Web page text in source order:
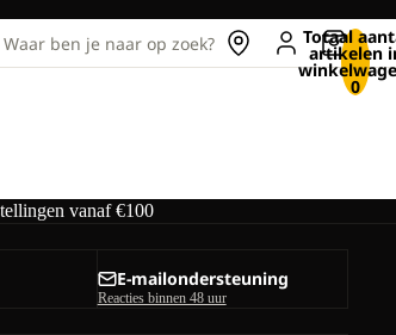
Waar ben je naar op zoek? Totaal
artikelen
0
vanaf €100
E-mailondersteuning
Reacties binnen 48 uur